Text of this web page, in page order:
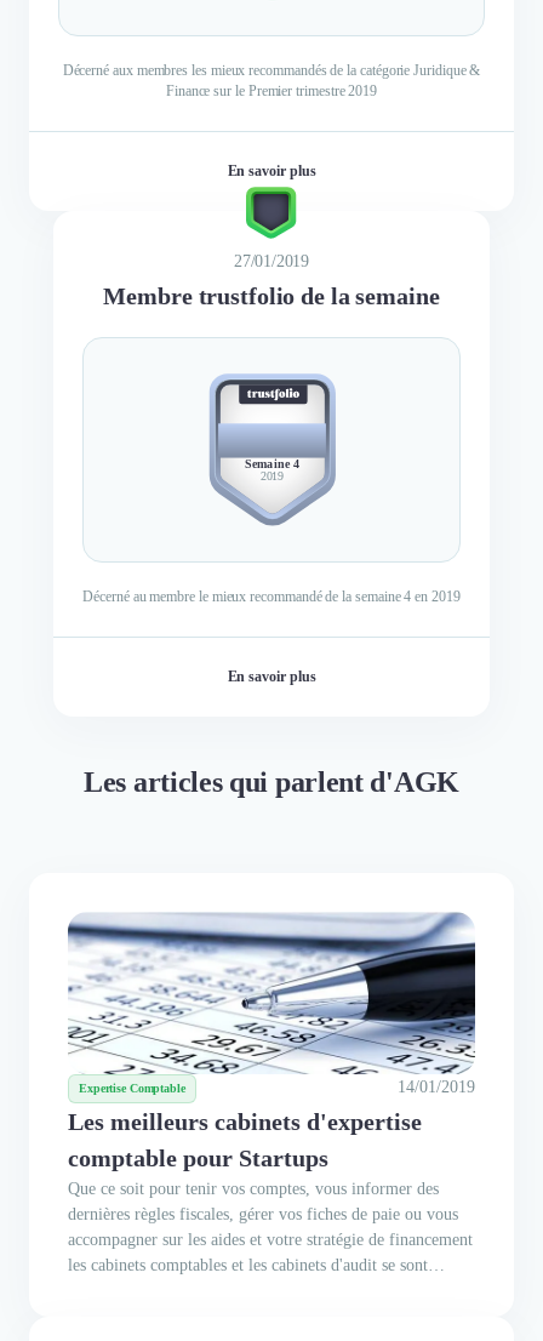
Décerné aux membres les mieux recommandés de la catégorie Juridique &
Finance sur le Premier trimestre 2019
En savoir plus
27/01/2019
Membre trustfolio de la semaine
BEST
MEMBER
Semaine 4
2019
Décerné au membre le mieux recommandé de la semaine 4 en 2019
En savoir plus
Les articles qui parlent d'AGK
Expertise Comptable 14/01/2019
Les meilleurs cabinets d'expertise
comptable pour Startups
Que ce soit pour tenir vos comptes, vous informer des
dernières règles fiscales, gérer vos fiches de paie ou vous
accompagner sur les aides et votre stratégie de financement
les cabinets comptables et les cabinets d'audit se sont